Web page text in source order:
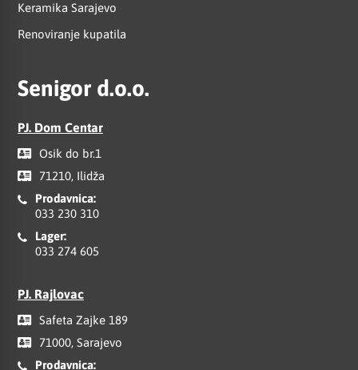
Keramika Sarajevo
Renoviranje kupatila
Senigor d.o.o.
PJ. Dom Centar
Osik do br.1
71210, Ilidža
Prodavnica:
033 230 310
Lager:
033 274 605
PJ. Rajlovac
Safeta Zajke 189
71000, Sarajevo
Prodavnica: